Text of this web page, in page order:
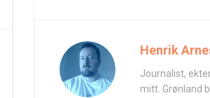
Henrik
Journalist,
mitt. Grønland